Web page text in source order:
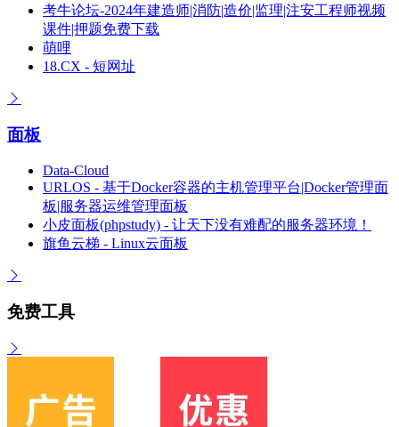
考牛论坛-2024年建造师|消防|造价|监理|注安工程师视频
课件|押题免费下载
萌哩
18.CX - 短网址
面板
Data-Cloud
URLOS - 基于Docker容器的主机管理平台|Docker管理面
板|服务器运维管理面板
小皮面板(phpstudy) - 让天下没有难配的服务器环境！
旗鱼云梯 - Linux云面板
免费工具